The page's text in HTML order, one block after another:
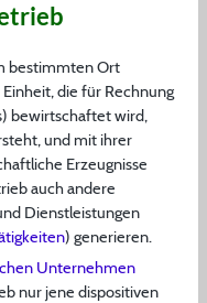
bestimmten Ort
die für Rechnung
bewirtschaftet wird,
und mit ihrer
Erzeugnisse
auch andere
Dienstleistungen
) generieren.
Unternehmen
nur jene dispositiven